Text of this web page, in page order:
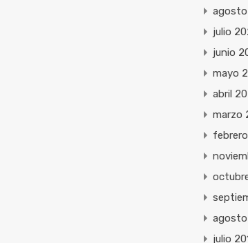
julio
junio
mayo
abril
marzo
agosto
julio